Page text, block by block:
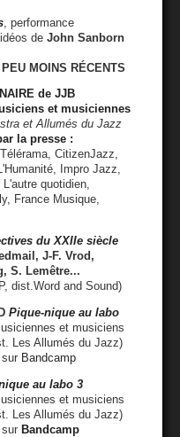
, performance
de John Sanborn
MOINS RÉCENTS
de JJB
et musiciennes
et Allumés du Jazz
la presse :
CitizenJazz,
Impro Jazz,
quotidien,
France Musique,
du XXIIe siècle
J-F. Vrod,
S. Lemêtre...
dist.Word and Sound)
Pique-nique au labo
et musiciens
Les Allumés du Jazz)
Bandcamp
au labo 3
et musiciens
Les Allumés du Jazz)
Bandcamp